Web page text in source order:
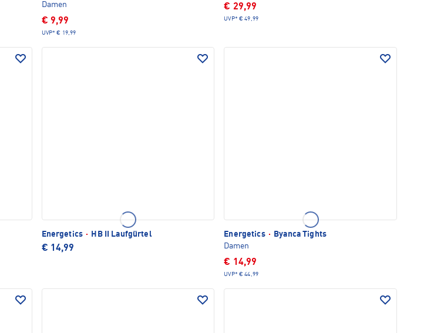
Damen
€ 9,99
UVP* € 19,99
€ 29,99
UVP* € 49,99
Energetics · HB II Laufgürtel
€ 14,99
Energetics ·
Byanca Tights
Damen
€ 14,99
UVP* € 44,99